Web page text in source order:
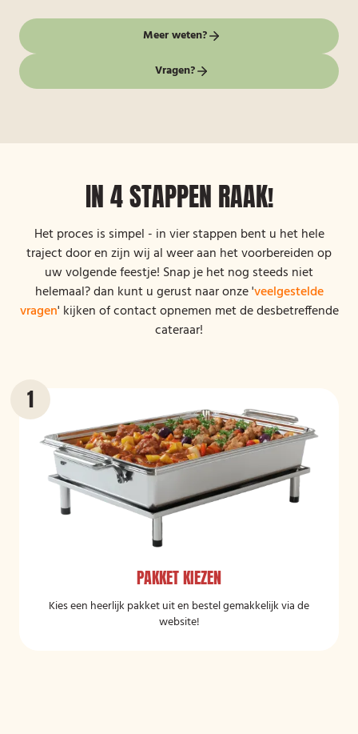
Meer weten?
Vragen?
IN 4 STAPPEN RAAK!
Het proces is simpel - in vier stappen bent u het hele
traject door en zijn wij al weer aan het voorbereiden op
uw volgende feestje! Snap je het nog steeds niet
helemaal? dan kunt u gerust naar onze 'veelgestelde
vragen' kijken of contact opnemen met de desbetreffende
cateraar!
PAKKET KIEZEN
Kies een heerlijk pakket uit en bestel gemakkelijk via de
website!